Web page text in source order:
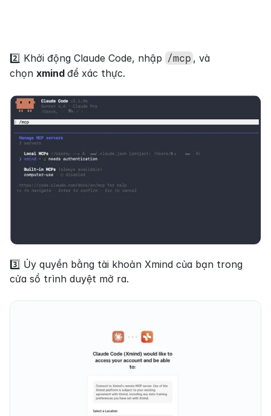
2️⃣ Khởi động Claude Code, nhập /mcp , và
chọn xmind để xác thực.
3️⃣ Ủy quyền bằng tài khoản Xmind của bạn trong
cửa sổ trình duyệt mở ra.